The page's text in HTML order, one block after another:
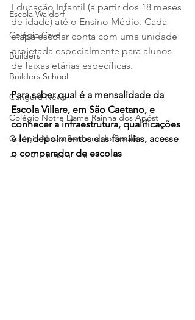
Escola Waldorf
Colégio Cave
Builders
Builders School
Canguru News
Colégio Notre Dame Rainha dos Apóst
Colégio Nossa Senhora do Rosário
Start Anglo Alphaville
Educação Infantil (a partir dos 18 meses
de idade) até o Ensino Médio. Cada
etapa escolar conta com uma unidade
projetada especialmente para alunos
de faixas etárias específicas.
Para saber qual é a mensalidade da
Escola Villare, em São Caetano, e
conhecer a infraestrutura, qualificações
e ler depoimentos das famílias, acesse
o comparador de escolas